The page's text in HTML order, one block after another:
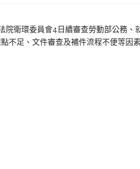
院衛環委員會4日續審查勞動部公務、
不足、文件審查及補件流程不便等因